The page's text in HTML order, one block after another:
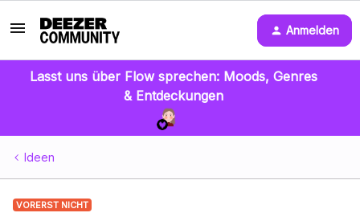
Anmelden
Lasst uns über Flow sprechen: Moods, Genres
& Entdeckungen
Ideen
VORERST NICHT